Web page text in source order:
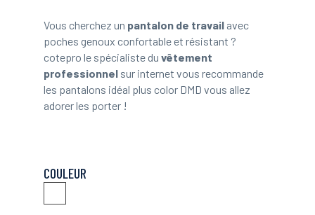
Vous cherchez un pantalon de travailavec
poches genoux confortable et résistant ?
cotepro le spécialiste du vêtement
professionnelsur internet vous recommande
les pantalons idéal plus color DMD vous allez
adorer les porter !
COULEUR
Rouge